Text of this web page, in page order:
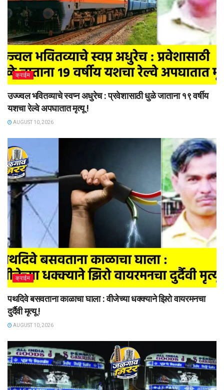
क्राईम
उज्ज्वल भवितव्याचे स्वप्न अधुरेच : प्रवेशासाठी धुळे जाताना १९ वर्षीय
यशचा रेल्वे अपघातात मृत्यू !
AUGUST 10, 2026
क्राईम
पथदिवे बसवताना काळाचा घाला : वीजेच्या धक्क्याने झिरो वायरमनचा
दुर्दैवी मृत्यू !
AUGUST 10, 2026